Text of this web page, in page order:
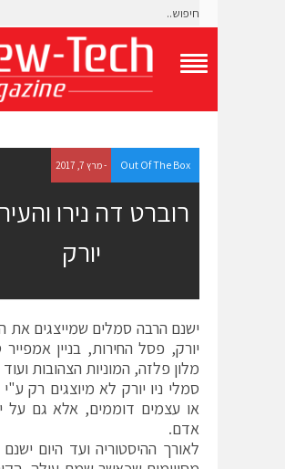
g
l
e
N
n
M
e
n
u
Out Of The Box - מרץ 7, 2017
רוברט דה נירו והעיר
יורק
ישנם הרבה סמלים שמייצגים את
יורק, פסל החירות, בניין אמפייר
מלון פלזה, המוניות הצהובות ועוד
סמלי ניו יורק לא מיוצגים רק
או עצמים דוממים, אלא גם על
אדם.
לאורך ההיסטוריה ועד היום